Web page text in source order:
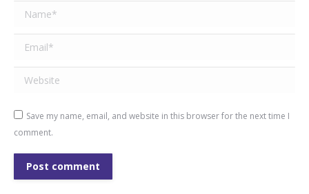
Name *
Email *
Website
Save my name, email, and website in this browser for the next time I
comment.
Post comment